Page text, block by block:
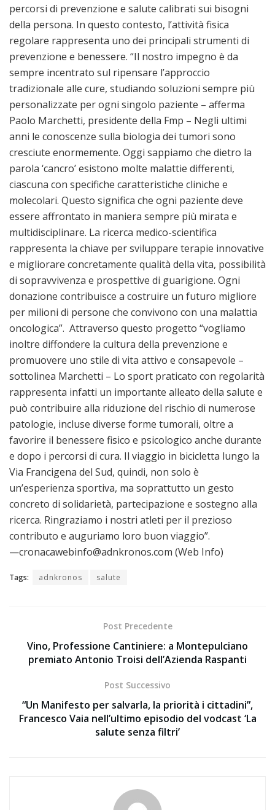
percorsi di prevenzione e salute calibrati sui bisogni
della persona. In questo contesto, l’attività fisica
regolare rappresenta uno dei principali strumenti di
prevenzione e benessere. “Il nostro impegno è da
sempre incentrato sul ripensare l’approccio
tradizionale alle cure, studiando soluzioni sempre più
personalizzate per ogni singolo paziente – afferma
Paolo Marchetti, presidente della Fmp – Negli ultimi
anni le conoscenze sulla biologia dei tumori sono
cresciute enormemente. Oggi sappiamo che dietro la
parola ‘cancro’ esistono molte malattie differenti,
ciascuna con specifiche caratteristiche cliniche e
molecolari. Questo significa che ogni paziente deve
essere affrontato in maniera sempre più mirata e
multidisciplinare. La ricerca medico-scientifica
rappresenta la chiave per sviluppare terapie innovative
e migliorare concretamente qualità della vita, possibilità
di sopravvivenza e prospettive di guarigione. Ogni
donazione contribuisce a costruire un futuro migliore
per milioni di persone che convivono con una malattia
oncologica”. Attraverso questo progetto “vogliamo
inoltre diffondere la cultura della prevenzione e
promuovere uno stile di vita attivo e consapevole –
sottolinea Marchetti – Lo sport praticato con regolarità
rappresenta infatti un importante alleato della salute e
può contribuire alla riduzione del rischio di numerose
patologie, incluse diverse forme tumorali, oltre a
favorire il benessere fisico e psicologico anche durante
e dopo i percorsi di cura. Il viaggio in bicicletta lungo la
Via Francigena del Sud, quindi, non solo è
un’esperienza sportiva, ma soprattutto un gesto
concreto di solidarietà, partecipazione e sostegno alla
ricerca. Ringraziamo i nostri atleti per il prezioso
contributo e auguriamo loro buon viaggio”.
—cronacawebinfo@adnkronos.com (Web Info)
Tags: adnkronos salute
Post Precedente
Vino, Professione Cantiniere: a Montepulciano
premiato Antonio Troisi dell’Azienda Raspanti
Post Successivo
“Un Manifesto per salvarla, la priorità i cittadini”,
Francesco Vaia nell’ultimo episodio del vodcast ‘La
salute senza filtri’